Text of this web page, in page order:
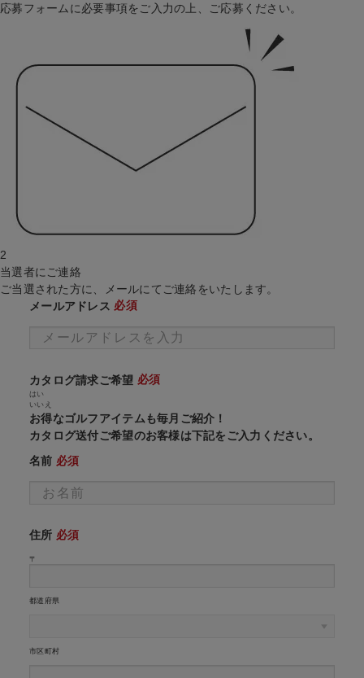
応募フォームに必要事項をご入力の上、ご応募ください。
2
当選者にご連絡
ご当選された方に、メールにてご連絡をいたします。
メールアドレス 必須
カタログ請求ご希望 必須
はい
いいえ
お得なゴルフアイテムも毎月ご紹介！
カタログ送付ご希望のお客様は下記をご入力ください。
名前 必須
住所 必須
〒
都道府県
市区町村